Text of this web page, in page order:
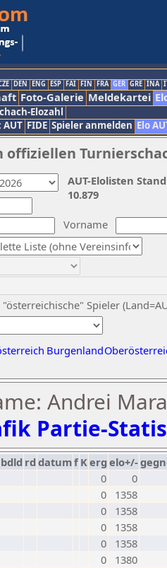
DEN ENG ESP FAI FIN FRA GER GRE INA
Foto-Galerie Meldekartei
Elozahl
FIDE Spieler anmelden Elo
Vorname
Spieler
Burgenland
AUT-Elolisten
10.879
Andrei
Partie-
bdld rd datumf Kerg elo+/-
0
0
0
1358
0
1358
0
1358
0
1358
0
1380